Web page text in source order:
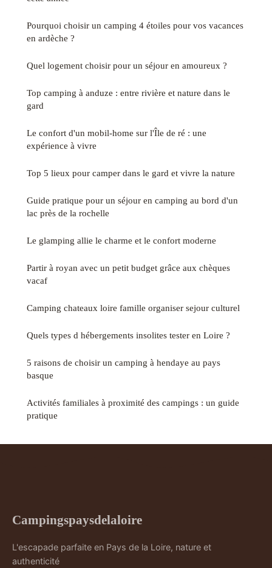
Pourquoi choisir un camping 4 étoiles pour vos vacances
en ardèche ?
Quel logement choisir pour un séjour en amoureux ?
Top camping à anduze : entre rivière et nature dans le
gard
Le confort d'un mobil-home sur l'Île de ré : une
expérience à vivre
Top 5 lieux pour camper dans le gard et vivre la nature
Guide pratique pour un séjour en camping au bord d'un
lac près de la rochelle
Le glamping allie le charme et le confort moderne
Partir à royan avec un petit budget grâce aux chèques
vacaf
Camping chateaux loire famille organiser sejour culturel
Quels types d hébergements insolites tester en Loire ?
5 raisons de choisir un camping à hendaye au pays
basque
Activités familiales à proximité des campings : un guide
pratique
Campingspaysdelaloire
L'escapade parfaite en Pays de la Loire, nature et
authenticité